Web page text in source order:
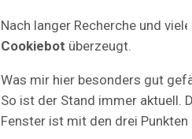
Nach langer Recherche und
Cookiebot überzeugt.
Was mir hier besonders gut
So ist der Stand immer aktuell.
Fenster ist mit den drei Punkten